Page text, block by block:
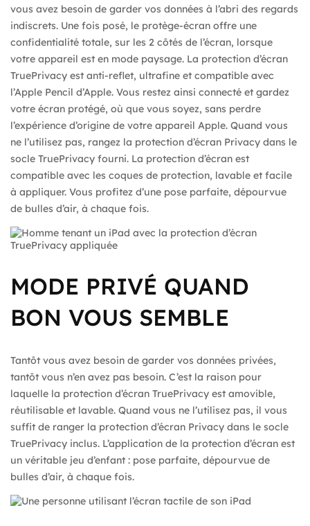
vous avez besoin de garder vos données à l’abri des regards
indiscrets. Une fois posé, le protège-écran offre une
confidentialité totale, sur les 2 côtés de l’écran, lorsque
votre appareil est en mode paysage. La protection d’écran
TruePrivacy est anti-reflet, ultrafine et compatible avec
l’Apple Pencil d’Apple. Vous restez ainsi connecté et gardez
votre écran protégé, où que vous soyez, sans perdre
l’expérience d’origine de votre appareil Apple. Quand vous
ne l’utilisez pas, rangez la protection d’écran Privacy dans le
socle TruePrivacy fourni. La protection d’écran est
compatible avec les coques de protection, lavable et facile
à appliquer. Vous profitez d’une pose parfaite, dépourvue
de bulles d’air, à chaque fois.
MODE PRIVÉ QUAND
BON VOUS SEMBLE
Tantôt vous avez besoin de garder vos données privées,
tantôt vous n’en avez pas besoin. C’est la raison pour
laquelle la protection d’écran TruePrivacy est amovible,
réutilisable et lavable. Quand vous ne l’utilisez pas, il vous
suffit de ranger la protection d’écran Privacy dans le socle
TruePrivacy inclus. L’application de la protection d’écran est
un véritable jeu d’enfant : pose parfaite, dépourvue de
bulles d’air, à chaque fois.